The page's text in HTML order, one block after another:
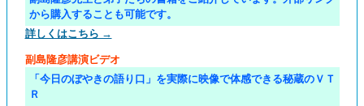
から購入することも可能です。
詳しくはこちら →
副島隆彦講演ビデオ
「今日のぼやきの語り口」を実際に映像で体感できる秘蔵のＶＴ
Ｒ